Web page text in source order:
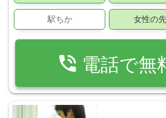
駅ちか 女性の
phone_in_talk 電話で無